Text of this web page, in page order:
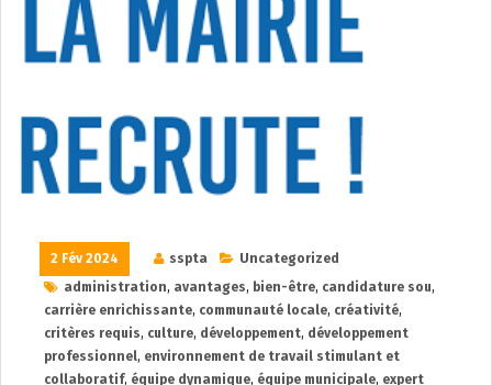
2 Fév 2024 sspta
Uncategorized
administration, avantages, bien-être, candidature sou,
carrière enrichissante, communauté locale, créativité,
critères requis, culture, développement, développement
professionnel, environnement de travail stimulant et
collaboratif, équipe dynamique, équipe municipale, expert